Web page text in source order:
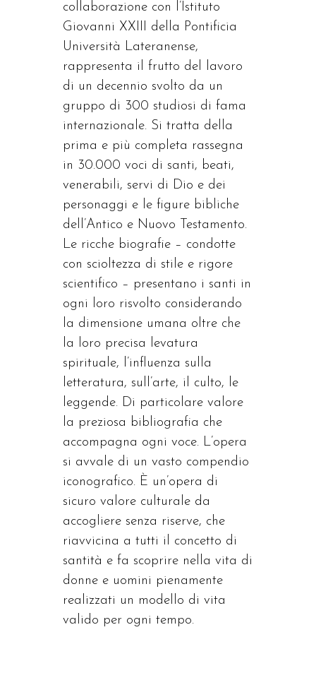
collaborazione con l’Istituto
Giovanni XXIII della Pontificia
Università Lateranense,
rappresenta il frutto del lavoro
di un decennio svolto da un
gruppo di 300 studiosi di fama
internazionale. Si tratta della
prima e più completa rassegna
in 30.000 voci di santi, beati,
venerabili, servi di Dio e dei
personaggi e le figure bibliche
dell’Antico e Nuovo Testamento.
Le ricche biografie – condotte
con scioltezza di stile e rigore
scientifico – presentano i santi in
ogni loro risvolto considerando
la dimensione umana oltre che
la loro precisa levatura
spirituale, l’influenza sulla
letteratura, sull’arte, il culto, le
leggende. Di particolare valore
la preziosa bibliografia che
accompagna ogni voce. L’opera
si avvale di un vasto compendio
iconografico. È un’opera di
sicuro valore culturale da
accogliere senza riserve, che
riavvicina a tutti il concetto di
santità e fa scoprire nella vita di
donne e uomini pienamente
realizzati un modello di vita
valido per ogni tempo.